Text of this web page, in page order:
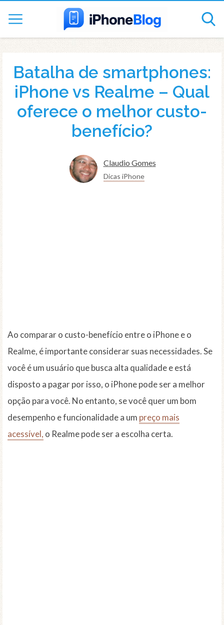
Batalha de smartphones:
iPhone vs Realme – Qual
oferece o melhor custo-
benefício?
Claudio Gomes
Dicas iPhone
Ao comparar o custo-benefício entre o iPhone e o
Realme, é importante considerar suas necessidades. Se
você é um usuário que busca alta qualidade e está
disposto a pagar por isso, o iPhone pode ser a melhor
opção para você. No entanto, se você quer um bom
desempenho e funcionalidade a um preço mais
acessível, o Realme pode ser a escolha certa.